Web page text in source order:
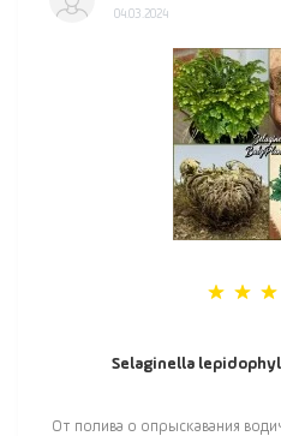
04.03.2024
Selaginella
От полива о опрыскавания